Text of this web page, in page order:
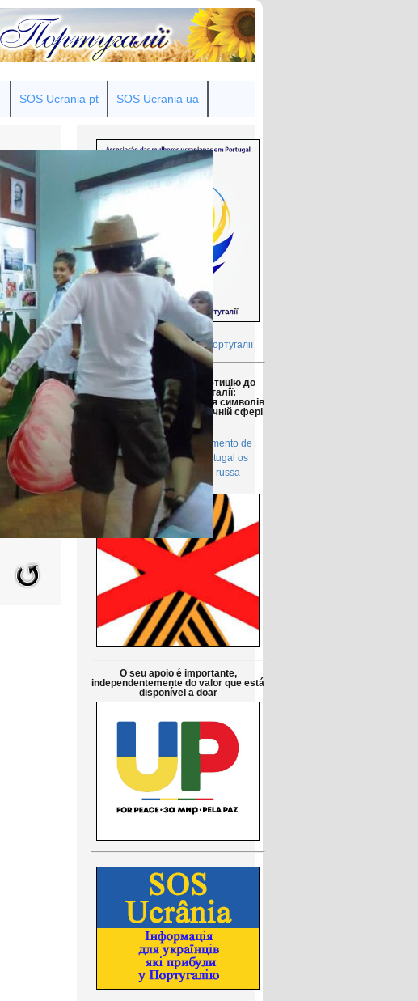
SOS Ucrania pt SOS Ucrania ua
Товариство українок у Португалії
Просимо підтримати петицію до
Парламенту Португалії:
Заборонити використання символів
російської агресії в публічній сфері
в Португалії
Petição pública Ao Parlamento de
Portugal: Proibir em Portugal os
símbolos da agressão russa
O seu apoio é importante,
independentemente do valor que está
disponível a doar